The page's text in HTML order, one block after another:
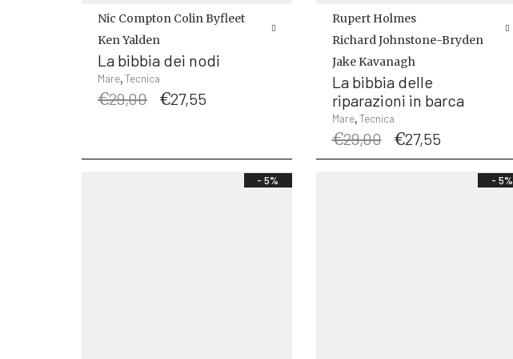
Nic Compton Colin Byfleet
Ken Yalden
La bibbia dei nodi
Mare,Tecnica
€29,00
Il
€27,55
Rupert Holmes
Richard Johnstone-Bryden
Jake Kavanagh
La bibbia delle
riparazioni in barca
Mare,Tecnica
€29,00
Il
prezzo
€27,55Il
prezzo
attuale
- 5% - 5%